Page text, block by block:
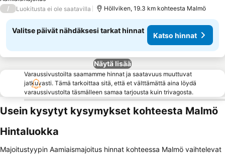
/ Luokitusta ei ole saatavilla Höllviken, 19.3 km kohteesta Malmö
Valitse päivät nähdäksesi tarkat hinnat
Katso hinnat
Näytä lisää
Varaussivustoilta saamamme hinnat ja saatavuus muuttuvat
jatkuvasti. Tämä tarkoittaa sitä, että et välttämättä aina löydä
varaussivustolta täsmälleen samaa tarjousta kuin trivagosta.
Usein kysytyt kysymykset kohteesta Malmö
Hintaluokka
Majoitustyypin Aamiaismajoitus hinnat kohteessa Malmö vaihtelevat